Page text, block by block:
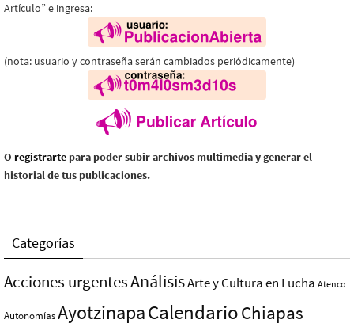
Artículo” e ingresa:
(nota: usuario y contraseña serán cambiados periódicamente)
O registrarte para poder subir archivos multimedia y generar el
historial de tus publicaciones.
Categorías
Acciones urgentesAnálisisArte y Cultura en Lucha Atenco
AutonomíasAyotzinapaCalendarioChiapas